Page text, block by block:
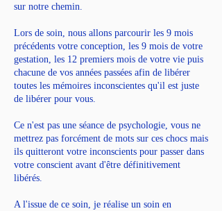
sur notre chemin.
Lors de soin, nous allons parcourir les 9 mois
précédents votre conception, les 9 mois de votre
gestation, les 12 premiers mois de votre vie puis
chacune de vos années passées afin de libérer
toutes les mémoires inconscientes qu'il est juste
de libérer pour vous.
Ce n'est pas une séance de psychologie, vous ne
mettrez pas forcément de mots sur ces chocs mais
ils quitteront votre inconscients pour passer dans
votre conscient avant d'être définitivement
libérés.
A l'issue de ce soin, je réalise un soin en